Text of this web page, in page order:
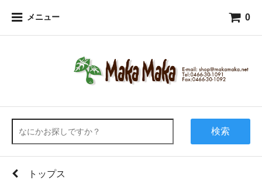
メニュー 0
検索
トップス